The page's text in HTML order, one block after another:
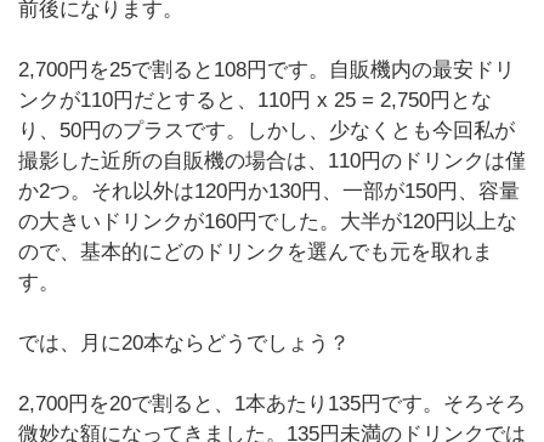
前後になります。
2,700円を25で割ると108円です。自販機内の最安ドリ
ンクが110円だとすると、110円 x 25 = 2,750円とな
り、50円のプラスです。しかし、少なくとも今回私が
撮影した近所の自販機の場合は、110円のドリンクは僅
か2つ。それ以外は120円か130円、一部が150円、容量
の大きいドリンクが160円でした。大半が120円以上な
ので、基本的にどのドリンクを選んでも元を取れま
す。
では、月に20本ならどうでしょう？
2,700円を20で割ると、1本あたり135円です。そろそろ
微妙な額になってきました。135円未満のドリンクでは